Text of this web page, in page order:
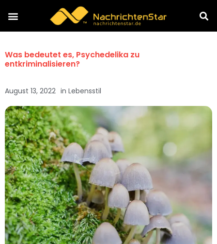
Was bedeutet es, Psychedelika zu
entkriminalisieren?
August 13, 2022 in Lebensstil